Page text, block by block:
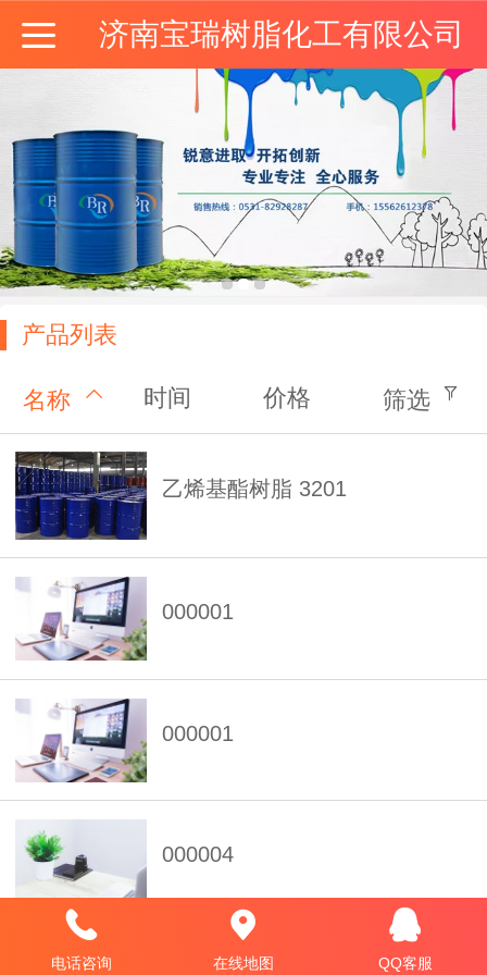
济南宝瑞树脂化工有限公司
产品列表
名称 时间 价格 筛选
乙烯基酯树脂 3201
000001
000001
000004
电话咨询 在线地图 QQ客服